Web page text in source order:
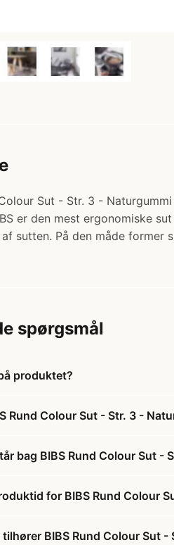
Colour Sut - Str. 3 -
er den mest ergonomiske
sutten. På den måde former
spørgsmål
produktet?
Rund Colour Sut - Str. 3 -
bag BIBS Rund Colour Sut -
for BIBS Rund Colour
BIBS Rund Colour Sut -